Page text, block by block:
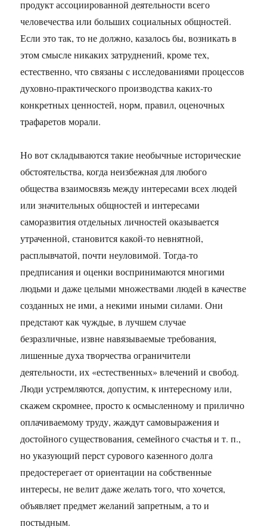
продукт ассоциированной деятельности всего
человечества или больших социальных общностей.
Если это так, то не должно, казалось бы, возникать в
этом смысле никаких затруднений, кроме тех,
естественно, что связаны с исследованиями процессов
духовно-практического производства каких-то
конкретных ценностей, норм, правил, оценочных
трафаретов морали.
Но вот складываются такие необычные исторические
обстоятельства, когда неизбежная для любого
общества взаимосвязь между интересами всех людей
или значительных общностей и интересами
саморазвития отдельных личностей оказывается
утраченной, становится какой-то невнятной,
расплывчатой, почти неуловимой. Тогда-то
предписания и оценки воспринимаются многими
людьми и даже целыми множествами людей в качестве
созданных не ими, а некими иными силами. Они
предстают как чуждые, в лучшем случае
безразличные, извне навязываемые требования,
лишенные духа творчества ограничители
деятельности, их «естественных» влечений и свобод.
Люди устремляются, допустим, к интересному или,
скажем скромнее, просто к осмысленному и прилично
оплачиваемому труду, жаждут самовыражения и
достойного существования, семейного счастья и т. п.,
но указующий перст сурового казенного долга
предостерегает от ориентации на собственные
интересы, не велит даже желать того, что хочется,
объявляет предмет желаний запретным, а то и
постыдным.